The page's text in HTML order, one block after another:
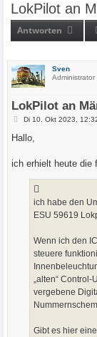
LokPilot an
Antworten
Sven
Administrator
LokPilot an
B
i
a
Di 10. Okt 2023,
Hallo,
ich erhielt heute die
ich habe den
ESU 59619
Wenn ich den
steuere
„alten“
vergebene
Gibt es hier